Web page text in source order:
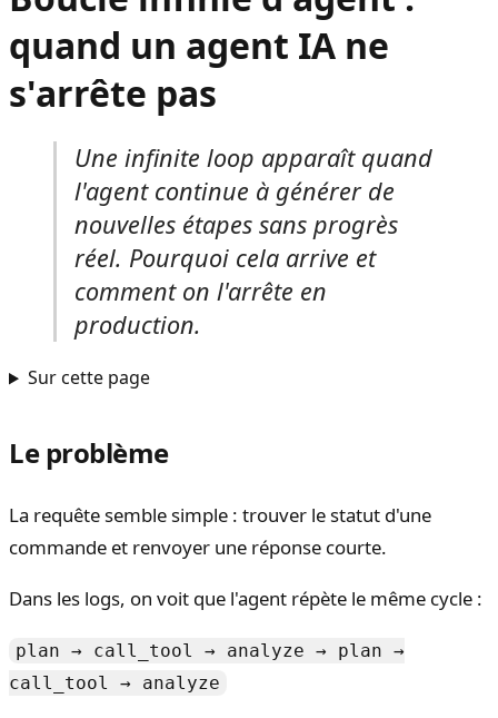
quand un agent IA ne
s'arrête pas
Une infinite loop apparaît quand
l'agent continue à générer de
nouvelles étapes sans progrès
réel. Pourquoi cela arrive et
comment on l'arrête en
production.
Sur cette page
Le problème
La requête semble simple : trouver le statut d'une
commande et renvoyer une réponse courte.
Dans les logs, on voit que l'agent répète le même cycle :
plan → call_tool → analyze → plan →
call_tool → analyze